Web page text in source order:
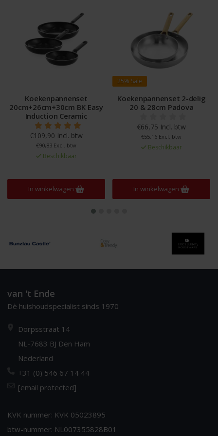
Koekenpannenset
20cm+26cm+30cm BK Easy
Induction Ceramic
€109,90 Incl. btw
€90,83 Excl. btw
Beschikbaar
In winkelwagen
25% Sale
Koekenpannenset 2-delig
20 & 28cm Padova
€66,75 Incl. btw
€55,16 Excl. btw
Beschikbaar
In winkelwagen
van 't Ende
Dè huishoudspecialist sinds 1970
Dorpsstraat 14
NL-7683 BJ Den Ham
Nederland
+31 (0) 546 67 14 44
[email protected]
KVK nummer: KVK 05023895
btw-nummer: NL007355828B01